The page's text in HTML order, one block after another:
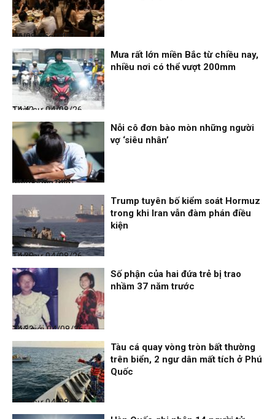
Nhịp sống 24h
04/08/26, 14:47
Thời sự
04/08/26, 14:42
Mưa rất lớn miền Bắc từ chiều nay,
nhiều nơi có thể vượt 200mm
Nhịp sống 24h
04/08/26, 14:41
Nỗi cô đơn bào mòn những người
vợ ‘siêu nhân’
Thời sự
04/08/26, 14:38
Trump tuyên bố kiểm soát Hormuz
trong khi Iran vẫn đàm phán điều
kiện
Thế giới
04/08/26, 14:32
Số phận của hai đứa trẻ bị trao
nhầm 37 năm trước
Thời sự
04/08/26, 14:28
Tàu cá quay vòng tròn bất thường
trên biển, 2 ngư dân mất tích ở Phú
Quốc